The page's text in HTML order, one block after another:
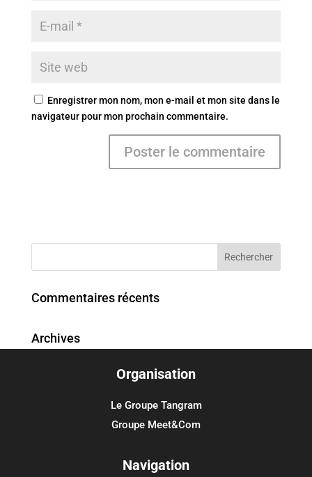
Enregistrer mon nom, mon e-mail et mon site dans le
navigateur pour mon prochain commentaire.
Commentaires récents
Archives
Organisation
Le Groupe Tangram
Groupe Meet&Com
Navigation